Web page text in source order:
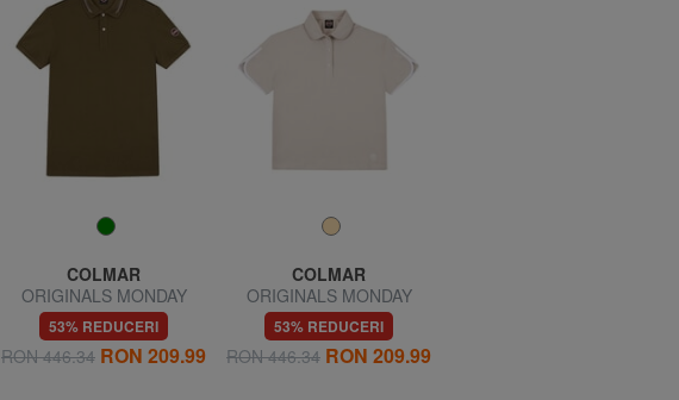
COLMAR
ORIGINALS MONDAY
Tricou polo cu mânecă
scurtă
53% REDUCERI
RON 446.34 RON 209.99
COLMAR
ORIGINALS MONDAY
Tricou polo cu mânecă
scurtă
53% REDUCERI
RON 446.34 RON 209.99